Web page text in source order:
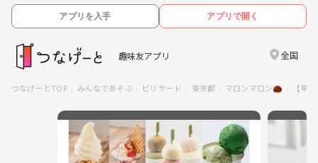
アプリを入手 アプリで開く
趣味友アプリ 全国
つなげーとTOP みんなであそぶ ビリヤード 東京都 マロンマロン🌰 【早